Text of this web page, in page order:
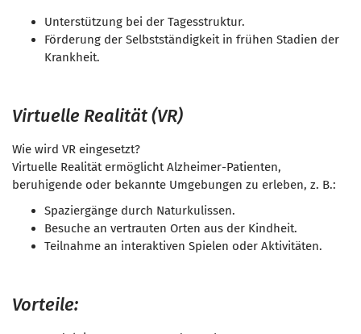
Unterstützung bei der Tagesstruktur.
Förderung der Selbstständigkeit in frühen Stadien der
Krankheit.
Virtuelle Realität (VR)
Wie wird VR eingesetzt?
Virtuelle Realität ermöglicht Alzheimer-Patienten,
beruhigende oder bekannte Umgebungen zu erleben, z. B.:
Spaziergänge durch Naturkulissen.
Besuche an vertrauten Orten aus der Kindheit.
Teilnahme an interaktiven Spielen oder Aktivitäten.
Vorteile: